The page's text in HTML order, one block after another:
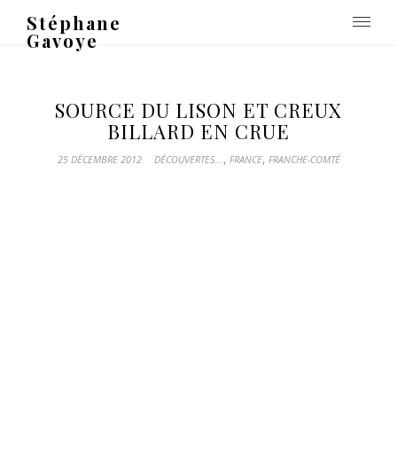
Stéphane
Gavoye
SOURCE DU LISON ET CREUX
BILLARD EN CRUE
25 DÉCEMBRE 2012 DÉCOUVERTES..., FRANCE, FRANCHE-COMTÉ